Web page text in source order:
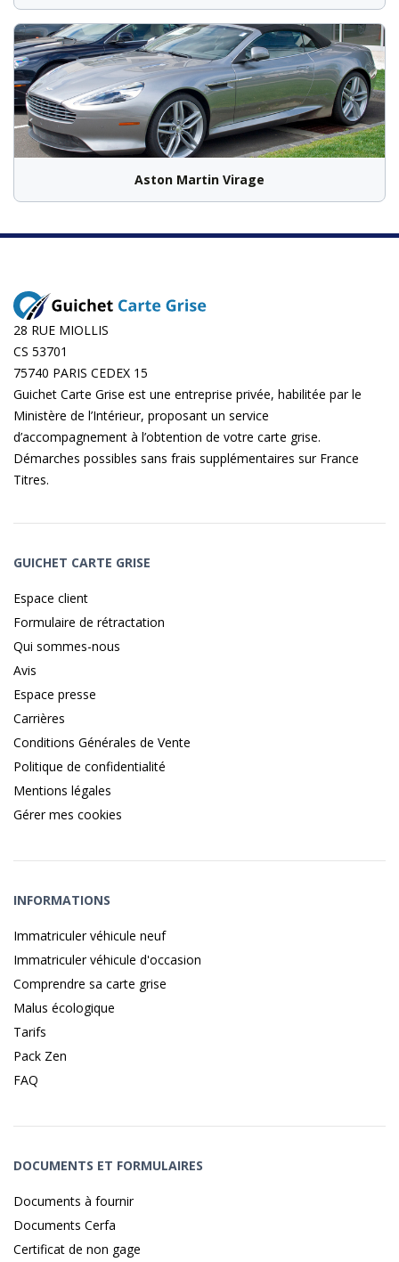
Aston Martin Virage
28 RUE MIOLLIS
CS 53701
75740 PARIS CEDEX 15
Guichet Carte Grise est une entreprise privée, habilitée par le
Ministère de l’Intérieur, proposant un service
d’accompagnement à l’obtention de votre carte grise.
Démarches possibles sans frais supplémentaires sur France
Titres.
GUICHET CARTE GRISE
Espace client
Formulaire de rétractation
Qui sommes-nous
Avis
Espace presse
Carrières
Conditions Générales de Vente
Politique de confidentialité
Mentions légales
Gérer mes cookies
INFORMATIONS
Immatriculer véhicule neuf
Immatriculer véhicule d'occasion
Comprendre sa carte grise
Malus écologique
Tarifs
Pack Zen
FAQ
DOCUMENTS ET FORMULAIRES
Documents à fournir
Documents Cerfa
Certificat de non gage